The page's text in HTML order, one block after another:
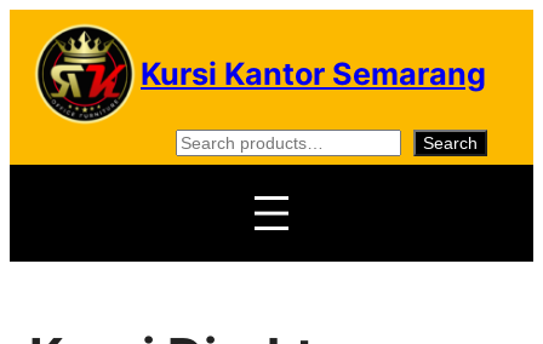
Skip
content
Kursi Kantor Semarang
S
e
c
Search